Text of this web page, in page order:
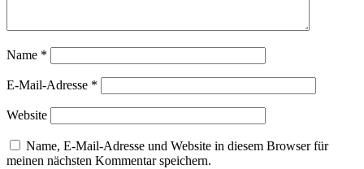
Name *
E-Mail-Adresse *
Website
Name, E-Mail-Adresse und Website in diesem Browser für
meinen nächsten Kommentar speichern.